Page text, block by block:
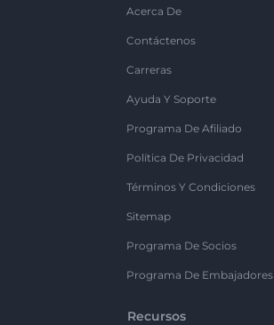
Acerca De
Contáctenos
Carreras
Ayuda Y Soporte
Programa De Afiliado
Política De Privacidad
Términos Y Condiciones
Sitemap
Programa De Socios
Programa De Embajadores
Recursos